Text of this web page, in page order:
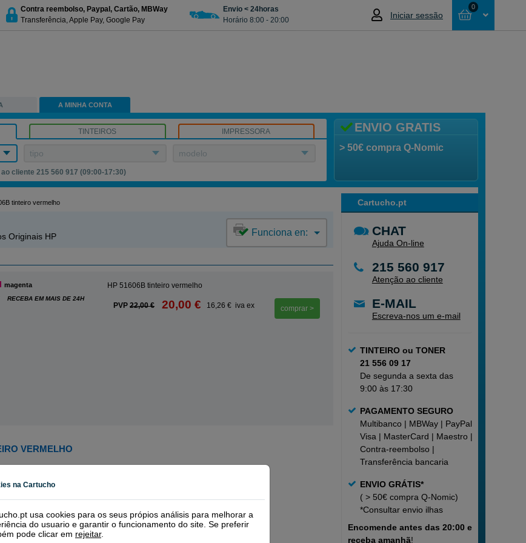
Contra reembolso, Paypal, Cartão, MBWay
Transferência, Apple Pay, Google Pay
Envio < 24horas
Horário 8:00 - 20:00
Iniciar sessão
0
A MINHA CONTA
ENVIO GRATIS
> 50€ compra Q-Nomic
TINTEIROS IMPRESSORA
tipo modelo
cliente 215 560 917 (09:00-17:30)
Cartucho.pt
CHAT
Ajuda On-line
215 560 917
Atenção ao cliente
E-MAIL
Escreva-nos um e-mail
TINTEIRO ou TONER
21 556 09 17
De segunda a sexta das
9:00 às 17:30
PAGAMENTO SEGURO
Multibanco | MBWay | PayPal |
Visa | MasterCard | Maestro |
Contra-reembolso |
Transferência bancaria
ENVIO GRÁTIS*
( > 50€ compra Q-Nomic)
*Consultarenvio ilhas
Encomende antes das 20:00 e
receba amanhã!
tinteiro vermelho
Originais HP
Funciona en:
magenta
RECEBA EM MAIS DE 24H
HP 51606B tinteiro vermelho
PVP 22,00 € 20,00 € 16,26 € iva ex comprar >
VERMELHO
na Cartucho
usa cookies para os seus própios análisis para melhorar a
do usuario e garantir o funcionamento do site. Se preferir
pode clicar em rejeitar.